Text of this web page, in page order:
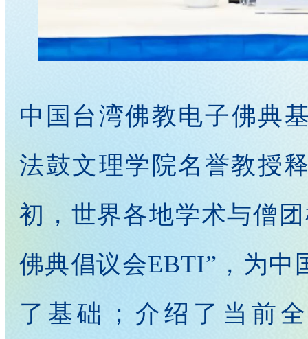
中国台湾佛教电子佛典
法鼓文理学院名誉教授
初，世界各地学术与僧
佛典倡议会EBTI”，为中
了基础；介绍了当前